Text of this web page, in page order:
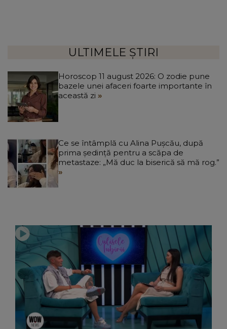
ULTIMELE ȘTIRI
Horoscop 11 august 2026: O zodie pune
bazele unei afaceri foarte importante în
această zi
Ce se întâmplă cu Alina Pușcău, după
prima ședință pentru a scăpa de
metastaze: „Mă duc la biserică să mă rog.”